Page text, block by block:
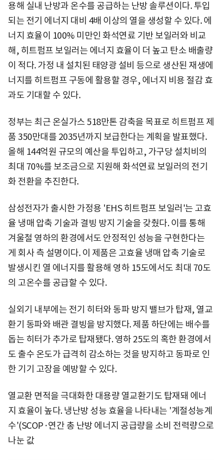
용해 실내 난방과 온수를 공급하는 난방 솔루션이다. 투입
되는 전기 에너지 대비 4배 이상의 열을 생성할 수 있다. 에
너지 효율이 100% 미만인 화석연료 기반 보일러와 비교
해, 히트펌프 보일러는 에너지 효율이 더 높고 탄소 배출량
이 적다. 가정 내 설치된 태양광 설비 등으로 생산된 재생에
너지를 히트펌프 구동에 활용할 경우, 에너지 비용 절감 효
과도 기대할 수 있다.
정부는 최근 온실가스 518만톤 감축을 목표로 히트펌프 제
품 350만대를 2035년까지 보급한다는 계획을 발표했다.
올해 144억원 규모의 예산을 투입하고, 가구당 설치비의
최대 70%를 보조금으로 지원해 화석연료 보일러의 전기
화 전환을 추진한다.
삼성전자가 출시한 가정용 'EHS 히트펌프 보일러'는 고효
율 냉매 압축 기술과 결빙 방지 기술을 갖췄다. 이를 통해
겨울철 영하의 환경에서도 안정적인 성능을 구현한다는
게 회사 측 설명이다. 이 제품은 고효율 냉매 압축 기술로
발생시킨 열 에너지를 활용해 영하 15도에서도 최대 70도
의 고온수를 공급할 수 있다.
실외기 내부에는 전기 히터와 동파 방지 밸브가 탑재, 열교
환기 동파와 배관 결빙을 방지했다. 제품 하단에는 배수를
돕는 히터가 추가로 탑재됐다. 영하 25도의 혹한 환경에서
도 출수 온도가 급격히 감소하는 것을 방지하고 동파로 인
한 기기 고장을 예방할 수 있다.
열교환 면적을 극대화한 대용량 열교환기도 탑재돼 에너
지 효율이 높다. 냉난방 성능 효율을 나타내는 '계절성능계
수'(SCOP·연간 총 난방 에너지 공급량을 소비 전력량으로
나눈 값